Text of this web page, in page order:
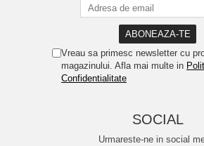
Vreau sa primesc newsletter cu
magazinului. Afla mai multe in
Confidentialitate
SOCIAL
Urmareste-ne in social